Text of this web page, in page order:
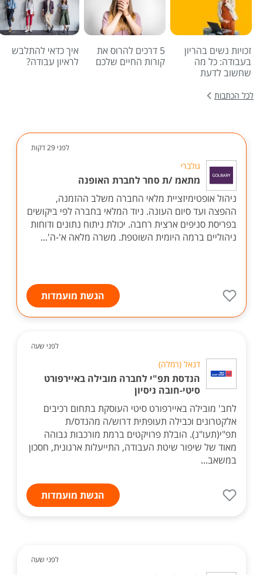
זכויות נשים בהריון
בעבודה: כל מה
שחשוב לדעת
5 דרכים להרוס את
קורות החיים שלכם
איך כדאי להתלבש
לראיון עבודה?
לכל הכתבות
לפני 29 דקות
גולברי
מתאמ /ת סחר לחברת האופנה
ניהול אופטימיזציית מלאי החברה משלב ההזמנה,
ההפצה ועד סיום העונה. ניוד המלאי בחברה לפי ביקושים
בפריסת סניפים ארצית רחבה. יכולת ניתוח נתונים ודוחות
ניהוליים ברמה היומית השוטפת. משרה מלאה א'-ה'...
הגשת מועמדות
לפני שעה
דנאל (רמלה)
הנדסת תפ"י לחברה מובילה באיירפורט
סיטי-חובה ניסיון
לחב' מובילה באיירפורט סיטי העוסקת בתחום רכיבים
אלקטרונים וכבילה תעופתית דרוש/ה מהנדס/ת
תפ"י(תעו"נ). הובלת פרויקטים ברמת מורכבות גבוהה
מאוד של שיפור שיטת העבודה, התייעלות ארגונית, חסכון
במשאב...
הגשת מועמדות
לפני שעה